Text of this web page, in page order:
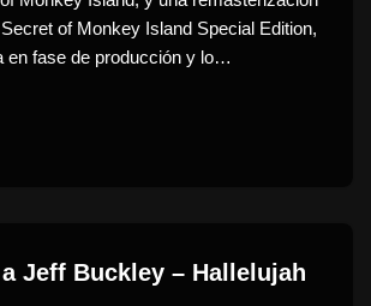
of Monkey Island Special Edition,
en fase de producción y lo…
Jeff Buckley – Hallelujah